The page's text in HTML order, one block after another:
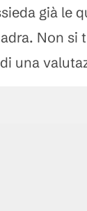
già le
Non si
una